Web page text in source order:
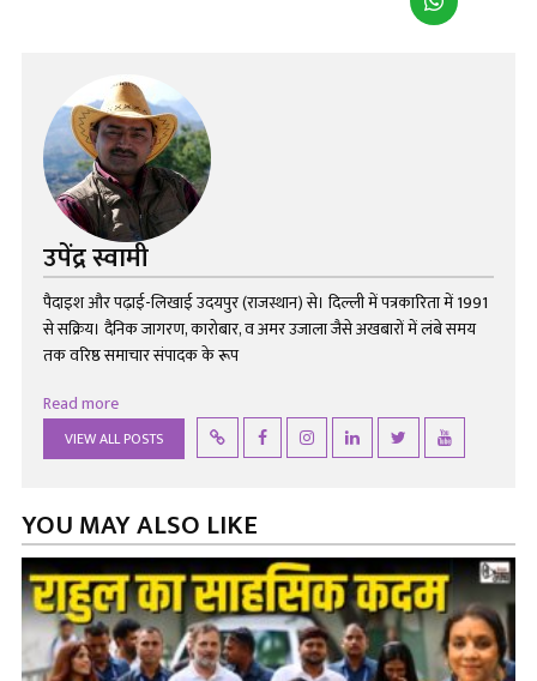
उपेंद्र स्वामी
पैदाइश और पढ़ाई-लिखाई उदयपुर (राजस्थान) से। दिल्ली में पत्रकारिता में 1991
से सक्रिय। दैनिक जागरण, कारोबार, व अमर उजाला जैसे अखबारों में लंबे समय
तक वरिष्ठ समाचार संपादक के रूप
Read more
VIEW ALL POSTS
YOU MAY ALSO LIKE